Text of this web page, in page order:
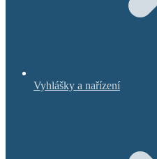
Vyhlášky a nařízení